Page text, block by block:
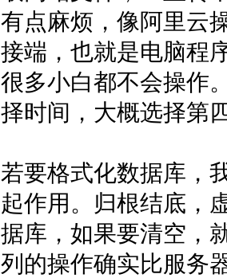
有点麻烦，像阿里云
接端，也就是电脑程
很多小白都不会操作
择时间，大概选择第
若要格式化数据库，
起作用。归根结底，
据库，如果要清空，
列的操作确实比服务